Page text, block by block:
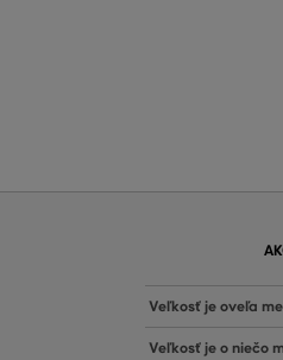
Veľkosť je oveľa
Veľkosť je o niečo